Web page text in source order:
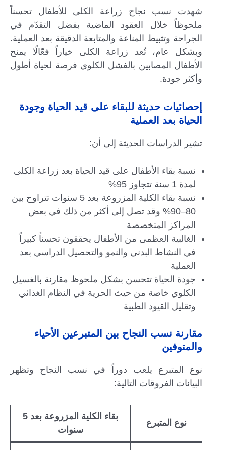
شهدت نسب نجاح زراعة الكلى للأطفال تحسناً
ملحوظاً خلال العقود الماضية بفضل التقدّم في
الجراحة وتثبيط المناعة والمتابعة الدقيقة بعد العملية.
وبشكل عام، تُعد زراعة الكلى خياراً فعّالًا يمنح
الأطفال المصابين بالفشل الكلوي فرصة لحياة أطول
وأكثر جودة.
إحصائيات حديثة للبقاء على قيد الحياة وجودة
الحياة بعد العملية
تشير الدراسات الحديثة إلى أن:
نسبة بقاء الأطفال على قيد الحياة بعد زراعة الكلى
لمدة 1 سنة تتجاوز 95%
نسبة بقاء الكلية المزروعة بعد 5 سنوات تتراوح بين
80–90% وقد تصل إلى أكثر من ذلك في بعض
المراكز المتخصصة
الغالبية العظمى من الأطفال يحققون تحسناً كبيراً
في النشاط البدني والنمو والتحصيل الدراسي بعد
العملية
جودة الحياة تتحسن بشكل ملحوظ مقارنة بالغسيل
الكلوي خاصة من حيث الحرية في النظام الغذائي
وتقليل القيود الطبية
مقارنة نسب النجاح بين المتبرعين الأحياء
والمتوفين
نوع المتبرع يلعب دوراً في نسب النجاح وتظهر
البيانات الفروقات التالية:
نوع المتبرع
بقاء الكلية المزروعة بعد 5
سنوات